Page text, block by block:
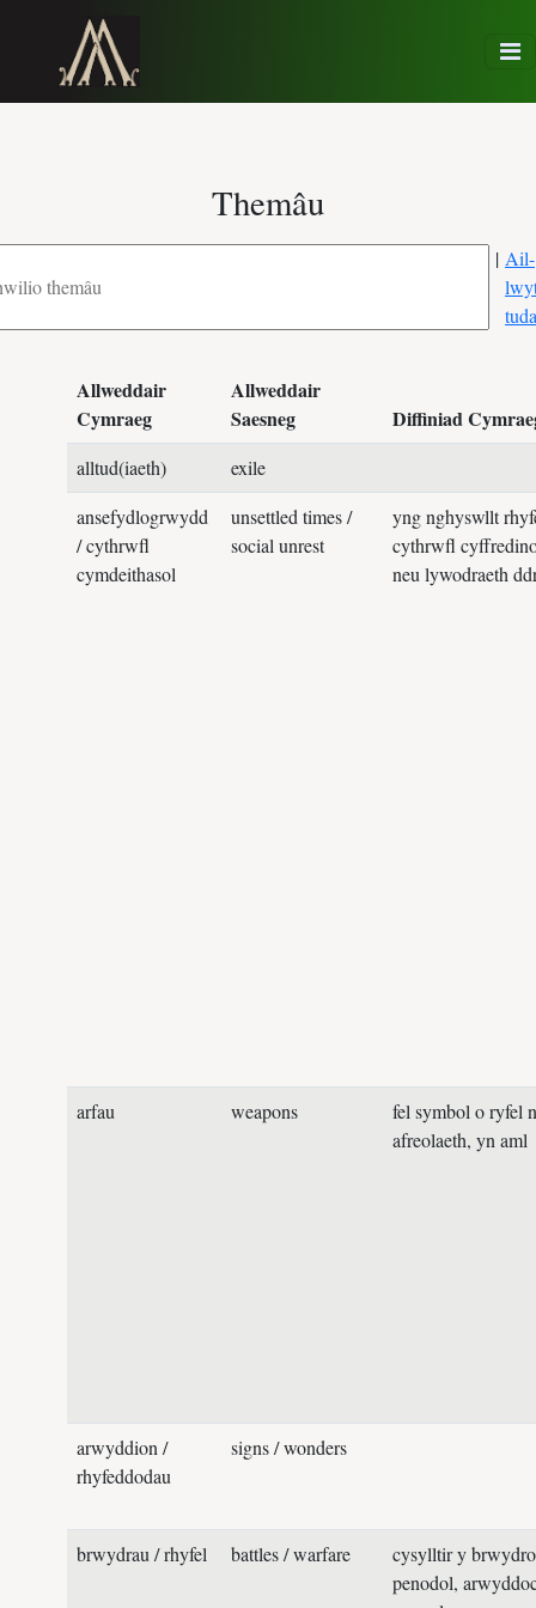
Themâu
| Ail-
Allweddair
Cymraeg
Allweddair
Saesneg
Diffiniad
alltud(iaeth)
exile
ansefydlogrwydd
/ cythrwfl
cymdeithasol
unsettled times /
social unrest
yng nghyswllt
cythrwfl
neu lywodraeth
arfau weapons
fel symbol o ryfel
afreolaeth, yn aml
arwyddion /
rhyfeddodau
signs / wonders
brwydrau / rhyfel battles / warfare
cysylltir y
penodol,